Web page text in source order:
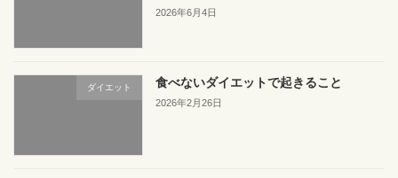
2026年6月4日
ダイエット 食べないダイエットで起きること
2026年2月26日